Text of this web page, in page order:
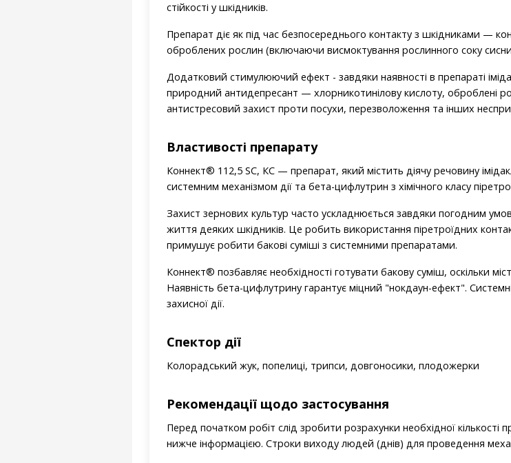
стійкості у шкідників.
Препарат діє як під час безпосереднього контакту з шкідниками —
оброблених рослин (включаючи висмоктування рослинного соку
Додатковий стимулюючий ефект - завдяки наявності в препараті
природний антидепресант — хлорникотинілову кислоту, оброблені
антистресовий захист проти посухи, перезволоження та інших
Властивості препарату
Коннект® 112,5 SC, КС — препарат, який містить діячу речовину
системним механізмом дії та бета-цифлутрин з хімічного класу
Захист зернових культур часто ускладнюється завдяки погодним
життя деяких шкідників. Це робить використання піретроїдних
примушує робити бакові суміші з системними препаратами.
Коннект® позбавляє необхідності готувати бакову суміш, оскільки
Наявність бета-цифлутрину гарантує міцний "нокдаун-ефект".
захисної дії.
Спектор дії
Колорадський жук, попелиці, трипси, довгоносики, плодожерки
Рекомендації щодо застосування
Перед початком робіт слід зробити розрахунки необхідної
нижче інформацією. Строки виходу людей (днів) для проведення